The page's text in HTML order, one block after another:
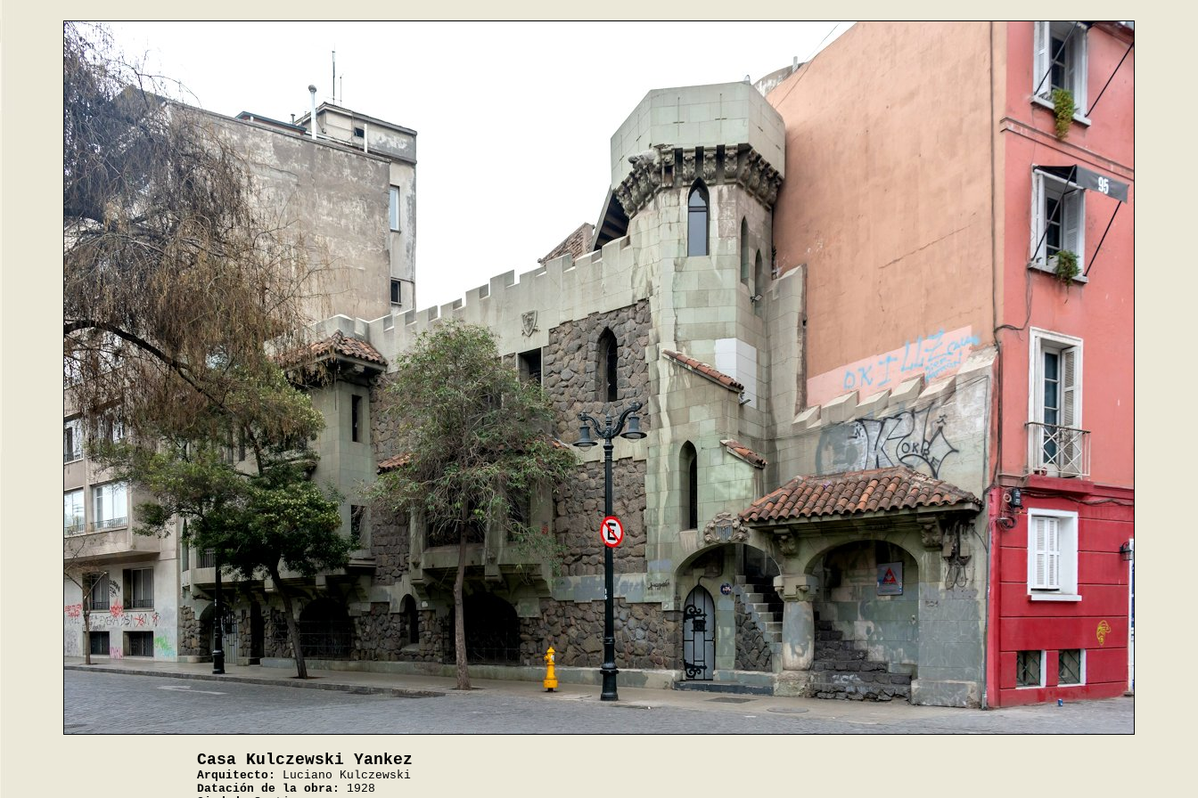
Casa Kulczewski Yankez
Arquitecto:
Luciano Kulczewski
Datación de la obra:
1928